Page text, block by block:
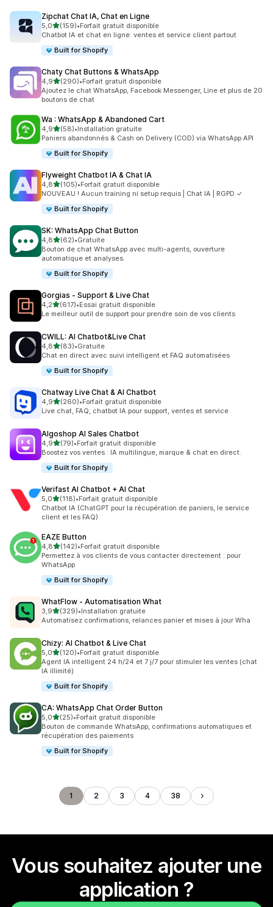
Zipchat Chat IA, Chat en Ligne
5,0étoile(s) sur 5
(159)
159 avis au total
•Forfait gratuit disponible
Chatbot IA et chat en ligne: ventes et service client partout
Built for Shopify
Chaty Chat Buttons & WhatsApp
4,9étoile(s) sur 5
(290)
290 avis au total
•Forfait gratuit disponible
Ajoutez le chat WhatsApp, Facebook Messenger, Line et plus de 20
boutons de chat
Wa : WhatsApp & Abandoned Cart
4,9étoile(s) sur 5
(58)
58 avis au total
•Installation gratuite
Paniers abandonnés & Cash on Delivery (COD) via WhatsApp API
Built for Shopify
Flyweight Chatbot IA & Chat IA
4,8étoile(s) sur 5
(105)
105 avis au total
•Forfait gratuit disponible
NOUVEAU ! Aucun training ni setup requis | Chat IA | RGPD ✓
Built for Shopify
SK: WhatsApp Chat Button
4,8étoile(s) sur 5
(62)
62 avis au total
•Gratuite
Bouton de chat WhatsApp avec multi-agents, ouverture
automatique et analyses.
Built for Shopify
Gorgias ‑ Support & Live Chat
4,2étoile(s) sur 5
(617)
617 avis au total
•Essai gratuit disponible
Le meilleur outil de support pour prendre soin de vos clients
CWILL: AI Chatbot&Live Chat
4,8étoile(s) sur 5
(83)
83 avis au total
•Gratuite
Chat en direct avec suivi intelligent et FAQ automatisées
Built for Shopify
Chatway Live Chat & AI Chatbot
4,9étoile(s) sur 5
(260)
260 avis au total
•Forfait gratuit disponible
Live chat, FAQ, chatbot IA pour support, ventes et service
Algoshop AI Sales Chatbot
4,9étoile(s) sur 5
(79)
79 avis au total
•Forfait gratuit disponible
Boostez vos ventes : IA multilingue, marque & chat en direct.
Built for Shopify
Verifast AI Chatbot + AI Chat
5,0étoile(s) sur 5
(118)
118 avis au total
•Forfait gratuit disponible
Chatbot IA (ChatGPT pour la récupération de paniers, le service
client et les FAQ)
EAZE Button
4,8étoile(s) sur 5
(142)
142 avis au total
•Forfait gratuit disponible
Permettez à vos clients de vous contacter directement : pour
WhatsApp
Built for Shopify
WhatFlow ‑ Automatisation What
3,9étoile(s) sur 5
(329)
329 avis au total
•Installation gratuite
Automatisez confirmations, relances panier et mises à jour Wha
Chizy: AI Chatbot & Live Chat
5,0étoile(s) sur 5
(120)
120 avis au total
•Forfait gratuit disponible
Agent IA intelligent 24 h/24 et 7 j/7 pour stimuler les ventes (chat
IA illimité)
Built for Shopify
CA: WhatsApp Chat Order Button
5,0étoile(s) sur 5
(25)
25 avis au total
•Forfait gratuit disponible
Bouton de commande WhatsApp, confirmations automatiques et
récupération des paiements
Built for Shopify
1 2 3 4 38
Vous souhaitez ajouter une
application ?